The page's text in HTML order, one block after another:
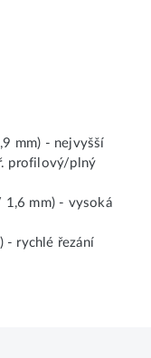
mm) - nejvyšší
profilový/plný
mm) - vysoká
- rychlé řezání